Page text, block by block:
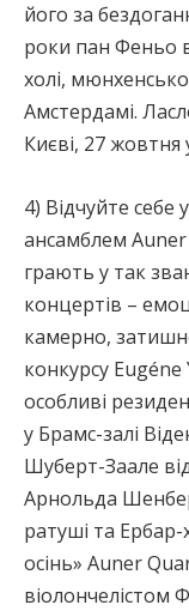
його за
роки пан Феньо
холі,
Амстердамі.
Києві, 27 жовтня
4) Відчуйте себе
ансамблем
грають у так
концертів –
камерно,
конкурсу Eugéne
особливі
у Брамс-залі
Шуберт-Заале
Арнольда
ратуші та Ербар-
осінь» Auner
віолончелістом